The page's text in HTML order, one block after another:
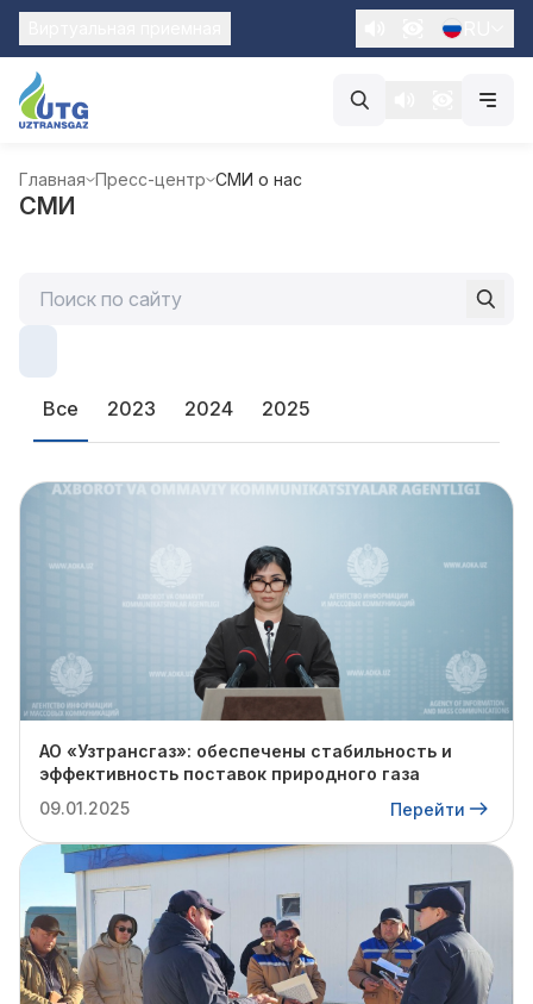
Главная Пресс-центр СМИ о нас
СМИ
Все 2023 2024 2025
АО «Узтрансгаз»: обеспечены стабильность и
эффективность поставок природного газа
09.01.2025
Перейти